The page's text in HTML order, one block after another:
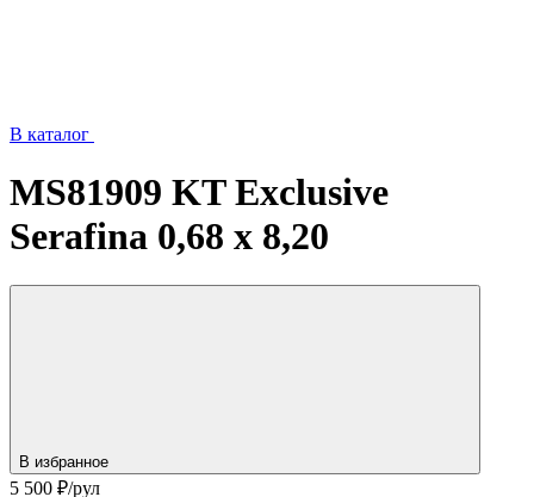
В каталог
MS81909 KT Exclusive
Serafina 0,68 x 8,20
В избранное
5 500 ₽/рул